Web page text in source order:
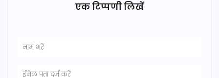
एक टिप्पणी लिखें